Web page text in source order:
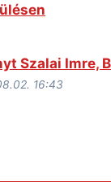
Szalai Imre,
16:43